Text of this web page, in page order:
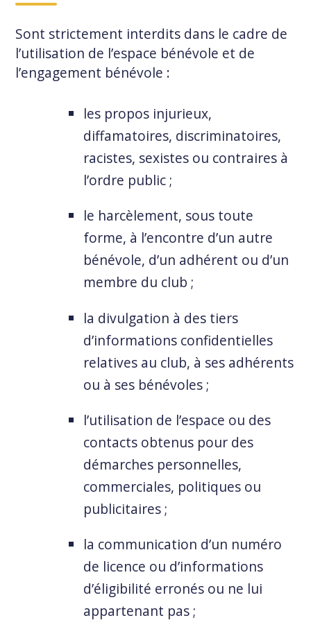
Sont strictement interdits dans le cadre de
l’utilisation de l’espace bénévole et de
l’engagement bénévole :
les propos injurieux,
diffamatoires, discriminatoires,
racistes, sexistes ou contraires à
l’ordre public ;
le harcèlement, sous toute
forme, à l’encontre d’un autre
bénévole, d’un adhérent ou d’un
membre du club ;
la divulgation à des tiers
d’informations confidentielles
relatives au club, à ses adhérents
ou à ses bénévoles ;
l’utilisation de l’espace ou des
contacts obtenus pour des
démarches personnelles,
commerciales, politiques ou
publicitaires ;
la communication d’un numéro
de licence ou d’informations
d’éligibilité erronés ou ne lui
appartenant pas ;